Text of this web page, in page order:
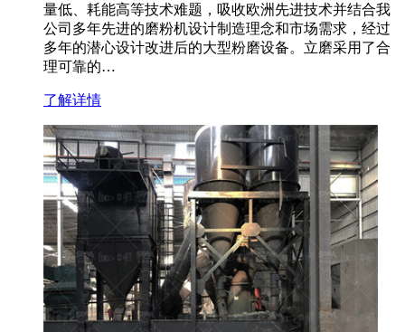
量低、耗能高等技术难题，吸收欧洲先进技术并结合我
公司多年先进的磨粉机设计制造理念和市场需求，经过
多年的潜心设计改进后的大型粉磨设备。立磨采用了合
理可靠的…
了解详情